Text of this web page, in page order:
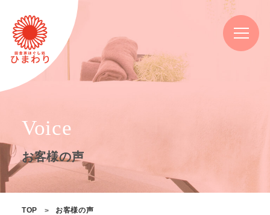
Voice
お客様の声
TOP
お客様の声